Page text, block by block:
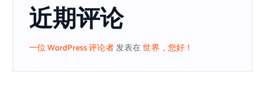
近期评论
一位 WordPress 评论者发表在世界，您好！